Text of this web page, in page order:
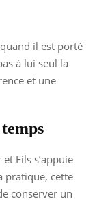
il est porté
à lui seul la
et une
Fils s’appuie
pratique, cette
conserver un